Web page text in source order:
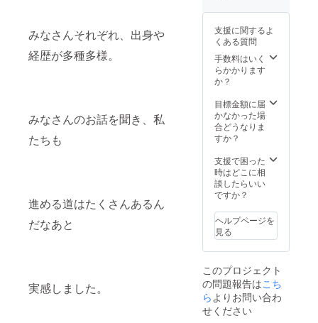
みなさんそれぞれ、出身や
経歴が多種多様。
みなさんのお話を聞き、私
たちも
進める道はたくさんあるん
だなあと
実感しました。
ト概要
の記載
をご参
照くだ
さ
い。）
りま
す！
のうえ
くださ
い♪ 開
催時期
は3月の
土日・
予定し
ていま
す。 開
催場所
リカヤ
です。
（韮崎
駅徒歩
詳細は
プロ
ジェク
ト概要
をご参
照くだ
さ
い。）
お待ち
支援に関するよ
くある質問
手数料はいく
らかかります
か？
目標金額に届
かなかった場
合どうなりま
すか？
支援で困った
時はどこに相
談したらいい
ですか？
ヘルプページを
見る
このプロジェクト
の問題報告はこち
ら よりお問い合わ
せください